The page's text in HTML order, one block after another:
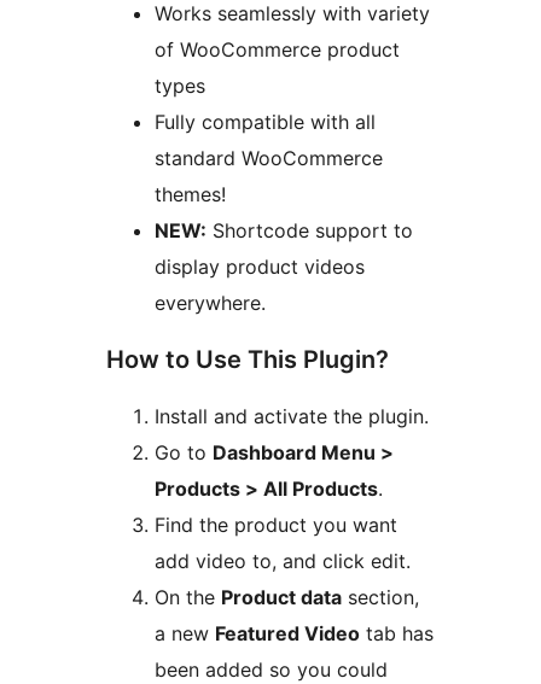
Works seamlessly with variety
of WooCommerce product
types
Fully compatible with all
standard WooCommerce
themes!
NEW: Shortcode support to
display product videos
everywhere.
How to Use This Plugin?
Install and activate the plugin.
Go to Dashboard Menu >
Products > All Products.
Find the product you want
add video to, and click edit.
On the Product data section,
a new Featured Video tab has
been added so you could